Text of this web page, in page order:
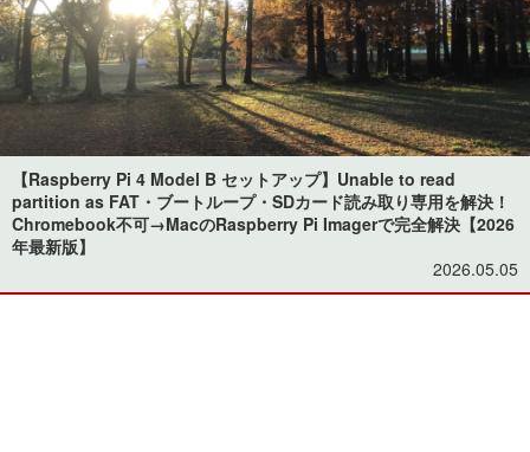
【Raspberry Pi 4 Model B セットアップ】Unable to read
partition as FAT・ブートループ・SDカード読み取り専用を解決！
Chromebook不可→MacのRaspberry Pi Imagerで完全解決【2026
年最新版】
2026.05.05